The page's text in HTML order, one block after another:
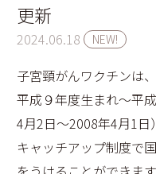
更新
2024.06.18 NEW!
子宮頸がんワクチンは、
平成９年度生まれ～平
4月2日～2008年4月1日
キャッチアップ制度で